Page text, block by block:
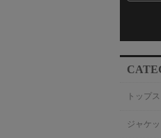
トップ
ジャケ